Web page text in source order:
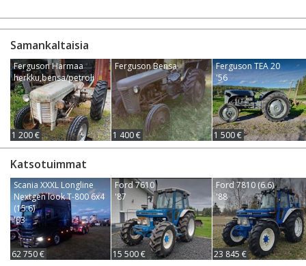
Samankaltaisia
Ferguson Harmaa
herkku,bensa/petroli
1 200 €
Ferguson Bensa
1 400 €
Ferguson TEA 20
'56
1 500 €
Katsotuimmat
Scania XXXL Longline
Nextgen look T-800 6x4
(15.6)
'03
62 750 €
Ford 7610
'87
15 500 €
Ford 7810 (6.6)
'88
23 845 €